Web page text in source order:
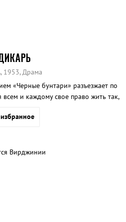
1953, Драма
«Черные бунтари» разъезжает по
и каждому свое право жить так,